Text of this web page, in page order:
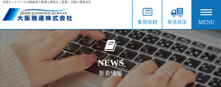
全国ネットワークの路線便で最適な物流をご提案｜大阪の運送会社
集荷依頼 発送状況
NEWS
新着情報